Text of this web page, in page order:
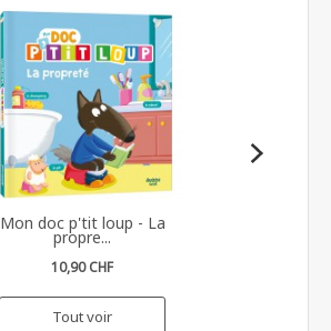
Mon doc p'tit loup - La
propre...
10,90 CHF
Tout voir